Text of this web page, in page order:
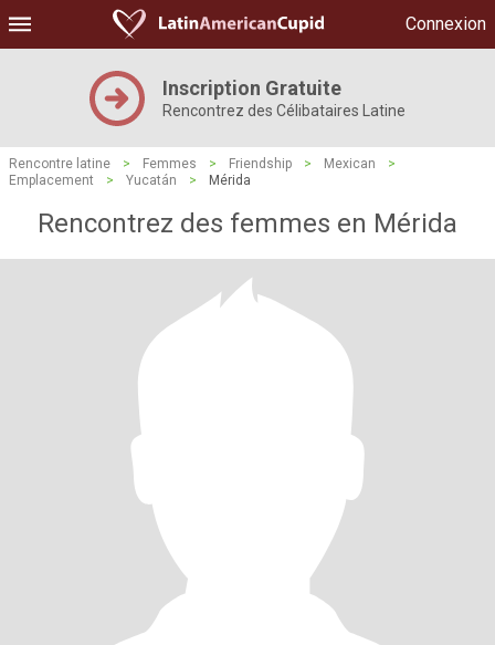
Connexion
Inscription Gratuite
Rencontrez des Célibataires Latine
Rencontre latine > Femmes > Friendship > Mexican
>
Emplacement
> Yucatán > Mérida
Rencontrez des femmes en Mérida